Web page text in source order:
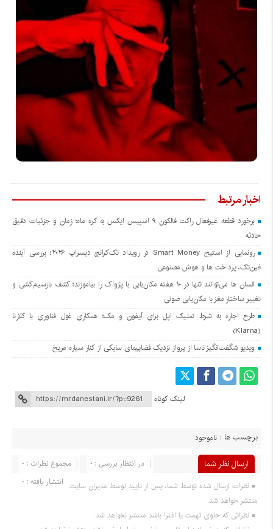
اخبار مرتبط
برخورد قطعه غیرفعال راکت فالکون ۹ اسپیس ایکس به کره ماه؛ زمان و جزئیات دقیق
حادثه
رونمایی از استیج Smart Money در رویداد تک‌کرانچ دیسراپ ۲۰۲۶؛ بررسی آینده
فین‌تک، پرداخت‌ ها و هوش مصنوعی
انسان‌ ها می‌توانند تنها در ۱۰ هفته مکان‌یابی با پژواک را بیاموزند؛ کشف بازسیم‌کشی و
تغییر ساختار مغز با مکان‌یابی صوتی
طرح اجاره به شرط تملیک اپل برای آیفون و مک؛ همکاری غول فناوری با کلارنا
(Klarna)
ویدیو شگفت‌انگیز ناسا از پرواز نزدیک فضاپیمای سایکی از کنار سیاره مریخ
لینک کوتاه
برچسب ها : ناموجود
ارسال نظر شما مجموع نظرات : 0
در انتظار بررسی : 0
انتشار یافته : 0 نظرات ارسال شده توسط شما، پس از تایید توسط مدیران سایت
منتشر خواهد شد.
نظراتی که حاوی تهمت یا افترا باشد منتشر نخواهد شد.